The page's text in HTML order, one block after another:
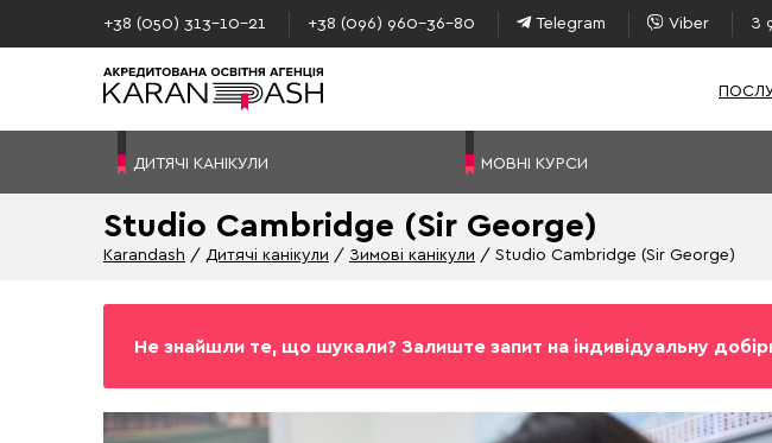
+38 (050) 313–10-21 +38 (096) 960–36-80 Telegram Viber З
ДИТЯЧІ КАНІКУЛИ МОВНІ КУРСИ
Studio Cambridge (Sir George)
Karandash Дитячі канікули Зимові канікули Studio Cambridge (Sir George)
Не знайшли те, що шукали? Залиште запит на індивідуальну